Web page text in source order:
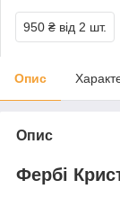
950 ₴ від 2 шт.
Опис
Опис
Фербі